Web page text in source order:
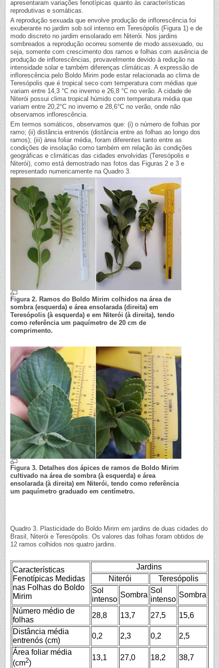
apresentaram variações fenotípicas quanto às características
reprodutivas e somáticas.
A reprodução sexuada que envolve produção de inflorescência foi
exuberante no jardim sob sol intenso em Teresópolis (Figura 1) e de
modo discreto no jardim ensolarado em Niterói. Nos jardins
sombreados a reprodução ocorreu somente de modo assexuado, ou
seja, somente com crescimento dos ramos e folhas com ausência de
produção de inflorescências, provavelmente devido à redução na
intensidade solar e também diferenças climáticas. A expressão de
inflorescência pelo Boldo Mirim pode estar relacionada ao clima de
Teresópolis que é tropical seco com temperatura com médias que
variam entre 14,3 °C no inverno e 26,8 °C no verão. A cidade de
Niterói possui clima tropical húmido com temperatura média que
variam entre 20,2°C no inverno e 28,6°C no verão, onde não
observamos inflorescência.
Em termos somáticos, observamos que: (i) o número de folhas por
ramo; (ii) distância entrenós (distância entre as folhas ao longo dos
ramos); (iii) área foliar média, foram diferentes tanto entre as
condições de insolação como também em relação às condições
geográficas e climáticas das cidades envolvidas (Teresópolis e
Niterói), como está demostrado nas fotos das Figuras 2 e 3 e
representado numericamente na Quadro 3.
Figura 2. Ramos do Boldo Mirim colhidos na área de
sombra (esquerda) e área ensolarada (direita) em
Teresópolis (à esquerda) e em Niterói (à direita), tendo
como referência um paquímetro de 20 cm de
comprimento.
Figura 3. Detalhes dos ápices de ramos de Boldo Mirim
cultivado na área de sombra (à esquerda) e área
ensolarada (à direita) em Niterói, tendo como referência
um paquímetro graduado em centímetro.
Quadro 3. Plasticidade do Boldo Mirim em jardins de duas cidades do
Brasil, Niterói e Teresópolis. Os valores das folhas foram obtidos de
12 ramos colhidos nos quatro jardins.
Características
Fenotípicas Medidas
nas Folhas do Boldo
Mirim
Jardins
Niterói
Teresópolis
Sol
intenso
Sombra
Sol
intenso
Sombra
Número médio de
folhas
28,8 13,7 27,5
15,6
Distância média
entrenós (cm)
0,2 2,3 0,2
2,5
Área foliar média
(cm2)
13,1 27,0 18,2 38,7